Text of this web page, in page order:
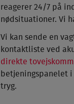
reagerer 24/7 på
nødsituationer. Vi
Vi kan sende en
kontaktliste ved
direkte
betjeningspanelet
tryg.